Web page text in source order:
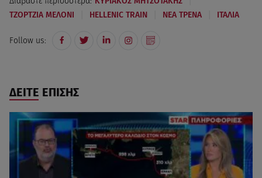
ΤΖΟΡΤΖΙΑ ΜΕΛΟΝΙ HELLENIC TRAIN ΝΕΑ ΤΡΕΝΑ ΙΤΑΛΙΑ
Follow us:
ΔΕΙΤΕ ΕΠΙΣΗΣ